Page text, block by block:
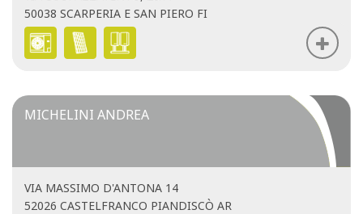
50038 SCARPERIA E SAN PIERO FI
MICHELINI ANDREA
VIA MASSIMO D'ANTONA 14
52026 CASTELFRANCO PIANDISCÒ AR